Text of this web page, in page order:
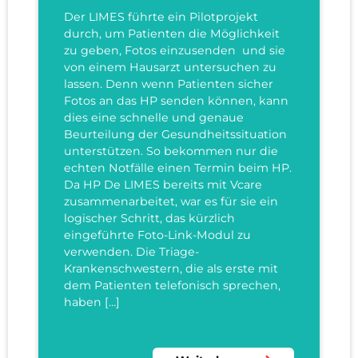
Der LIMES führte ein Pilotprojekt
durch, um Patienten die Möglichkeit
zu geben, Fotos einzusenden und sie
von einem Hausarzt untersuchen zu
lassen. Denn wenn Patienten sicher
Fotos an das HP senden können, kann
dies eine schnelle und genaue
Beurteilung der Gesundheitssituation
unterstützen. So bekommen nur die
echten Notfälle einen Termin beim HP.
Da HP De LIMES bereits mit Vcare
zusammenarbeitet, war es für sie ein
logischer Schritt, das kürzlich
eingeführte Foto-Link-Modul zu
verwenden. Die Triage-
Krankenschwestern, die als erste mit
dem Patienten telefonisch sprechen,
haben […]